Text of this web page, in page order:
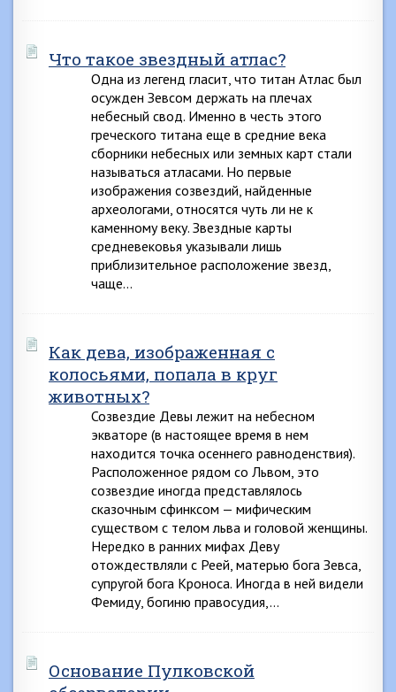
Что такое звездный атлас?
Одна из легенд гласит, что титан Атлас был
осужден Зевсом держать на плечах
небесный свод. Именно в честь этого
греческого титана еще в средние века
сборники небесных или земных карт стали
называться атласами. Но первые
изображения созвездий, найденные
археологами, относятся чуть ли не к
каменному веку. Звездные карты
средневековья указывали лишь
приблизительное расположение звезд,
чаще…
Как дева, изображенная с
колосьями, попала в круг
животных?
Созвездие Девы лежит на небесном
экваторе (в настоящее время в нем
находится точка осеннего равноденствия).
Расположенное рядом со Львом, это
созвездие иногда представлялось
сказочным сфинксом — мифическим
существом с телом льва и головой женщины.
Нередко в ранних мифах Деву
отождествляли с Реей, матерью бога Зевса,
супругой бога Кроноса. Иногда в ней видели
Фемиду, богиню правосудия,…
Основание Пулковской